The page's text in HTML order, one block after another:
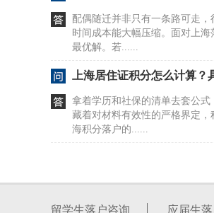
配偶随迁并非只有一条路可走，
时间成本能大幅压缩。面对上
最优解。若......
上海居住证积分怎么计算
拿着学历和社保的清单去套公
藏着对材料有效性的严格界定
海积分落户的......
很多人盯着社保和劳动合同，
留学生落户咨询 应届生